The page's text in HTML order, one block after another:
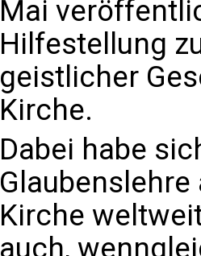
Mai
Hilfestellung
geistlicher
Kirche.
Dabei habe
Kirche
auch,